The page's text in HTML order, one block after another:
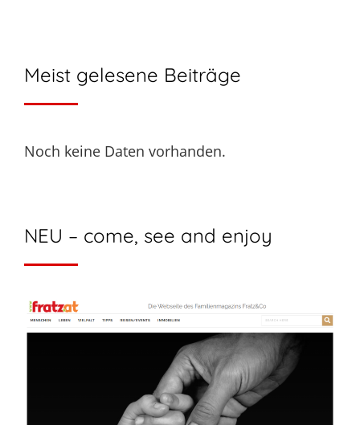
Meist gelesene Beiträge
Noch keine Daten vorhanden.
NEU – come, see and enjoy